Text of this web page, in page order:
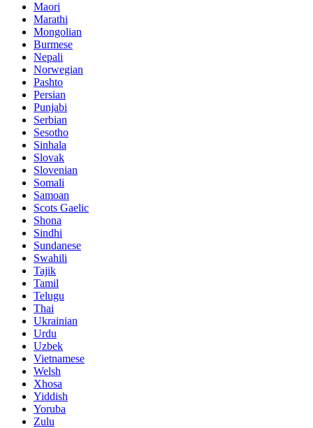
Maori
Marathi
Mongolian
Burmese
Nepali
Norwegian
Pashto
Persian
Punjabi
Serbian
Sesotho
Sinhala
Slovak
Slovenian
Somali
Samoan
Scots Gaelic
Shona
Sindhi
Sundanese
Swahili
Tajik
Tamil
Telugu
Thai
Ukrainian
Urdu
Uzbek
Vietnamese
Welsh
Xhosa
Yiddish
Yoruba
Zulu